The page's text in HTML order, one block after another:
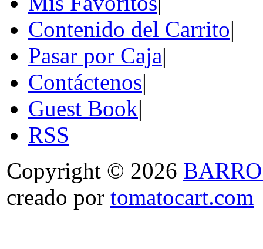
Contenido del Carrito|
Pasar por Caja|
Contáctenos|
Guest Book|
RSS
Copyright © 2026
creado por tomatocart.com